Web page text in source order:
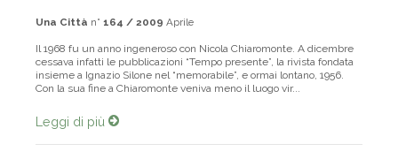
Una Città n° 164 / 2009 Aprile
Il 1968 fu un anno ingeneroso con Nicola Chiaromonte. A dicembre
cessava infatti le pubblicazioni “Tempo presente”, la rivista fondata
insieme a Ignazio Silone nel “memorabile”, e ormai lontano, 1956.
Con la sua fine a Chiaromonte veniva meno il luogo vir...
Leggi di più